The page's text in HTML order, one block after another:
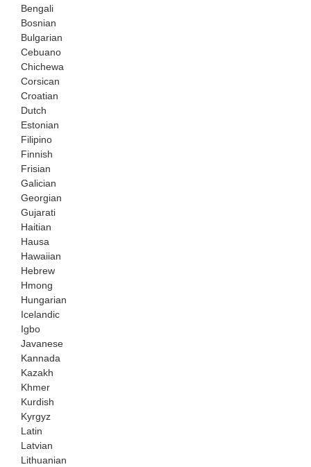
Bengali
Bosnian
Bulgarian
Cebuano
Chichewa
Corsican
Croatian
Dutch
Estonian
Filipino
Finnish
Frisian
Galician
Georgian
Gujarati
Haitian
Hausa
Hawaiian
Hebrew
Hmong
Hungarian
Icelandic
Igbo
Javanese
Kannada
Kazakh
Khmer
Kurdish
Kyrgyz
Latin
Latvian
Lithuanian